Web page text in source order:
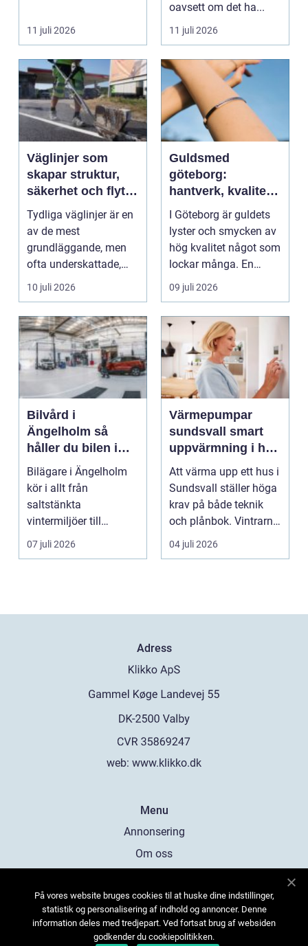
11 juli 2026
oavsett om det ha...
11 juli 2026
Väglinjer som
skapar struktur,
säkerhet och flyt i
trafiken
Tydliga väglinjer är en
av de mest
grundläggande, men
ofta underskattade,
delarna i trafikmiljön.
De...
10 juli 2026
Guldsmed
göteborg:
hantverk, kvalitet
och personlig
service
I Göteborg är guldets
lyster och smycken av
hög kvalitet något som
lockar många. En
guldsmed i Göteb...
09 juli 2026
Bilvård i
Ängelholm så
håller du bilen i
toppskick året runt
Bilägare i Ängelholm
kör i allt från
saltstänkta
vintermiljöer till
dammiga
sommarvägar. Bilen
07 juli 2026
Värmepumpar
sundsvall smart
uppvärmning i hårt
klimat
Att värma upp ett hus i
Sundsvall ställer höga
krav på både teknik
och plånbok. Vintrarna
är långa, ...
04 juli 2026
Adress
web: www.klikko.dk
Menu
Annonsering
Om oss
Kontakta oss
Sitemap
På vores website bruges cookies til at huske dine indstillinger,
statistik og personalisering af indhold og annoncer. Denne
information deles med tredjepart. Ved fortsat brug af websiden
godkender du cookiepolitikken.